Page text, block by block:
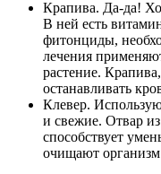
Крапива. Да-да!
В ней есть
фитонциды,
лечения
растение.
останавливать
Клевер.
и свежие. Отвар
способствует
очищают